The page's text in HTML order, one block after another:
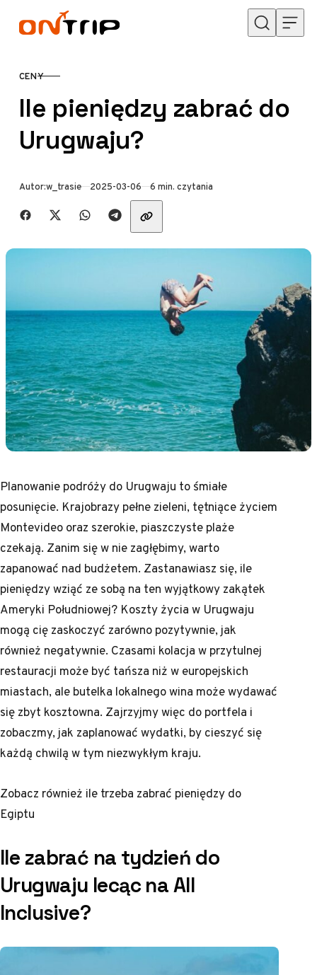
Przejdź do treści
KATEGORIA
CENY
Ile pieniędzy zabrać do
Urugwaju?
Autor:w_trasie Opublikowano
2025-03-06 6 min. czytania
Udostępnij znajomym
Planowanie podróży do Urugwaju to śmiałe
posunięcie. Krajobrazy pełne zieleni, tętniące życiem
Montevideo oraz szerokie, piaszczyste plaże
czekają. Zanim się w nie zagłębimy, warto
zapanować nad budżetem. Zastanawiasz się, ile
pieniędzy wziąć ze sobą na ten wyjątkowy zakątek
Ameryki Południowej? Koszty życia w Urugwaju
mogą cię zaskoczyć zarówno pozytywnie, jak
również negatywnie. Czasami kolacja w przytulnej
restauracji może być tańsza niż w europejskich
miastach, ale butelka lokalnego wina może wydawać
się zbyt kosztowna. Zajrzyjmy więc do portfela i
zobaczmy, jak zaplanować wydatki, by cieszyć się
każdą chwilą w tym niezwykłym kraju.
Zobacz również ile trzeba zabrać pieniędzy do
Egiptu
Ile zabrać na tydzień do
Urugwaju lecąc na All
Inclusive?